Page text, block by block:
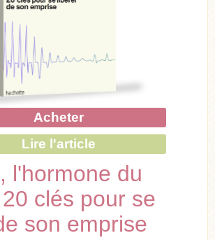
Acheter
Lire l'article
l'hormone du
clés pour se
son emprise